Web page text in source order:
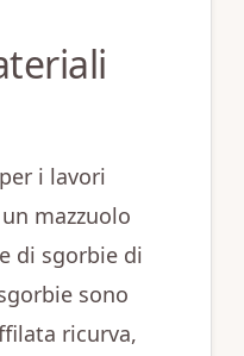
i lavori
mazzuolo
di sgorbie di
sono
ricurva,